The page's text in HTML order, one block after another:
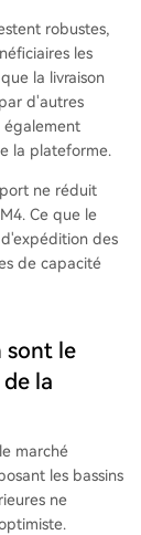
robustes,
les
la livraison
d'autres
également
la plateforme.
ne réduit
Ce que le
des
de capacité
sont le
la
marché
les bassins
ne